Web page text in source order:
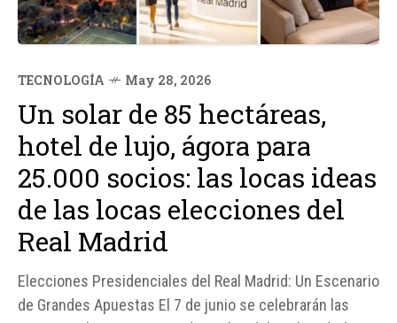
TECNOLOGÍA May 28, 2026
Un solar de 85 hectáreas,
hotel de lujo, ágora para
25.000 socios: las locas ideas
de las locas elecciones del
Real Madrid
Elecciones Presidenciales del Real Madrid: Un Escenario
de Grandes Apuestas El 7 de junio se celebrarán las